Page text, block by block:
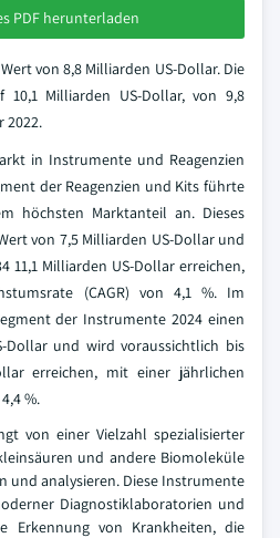
PDF herunterladen
von 8,8 Milliarden US-Dollar. Die
10,1 Milliarden US-Dollar, von 9,8
2022.
in Instrumente und Reagenzien
der Reagenzien und Kits führte
höchsten Marktanteil an. Dieses
von 7,5 Milliarden US-Dollar und
11,1 Milliarden US-Dollar erreichen,
(CAGR) von 4,1 %. Im
der Instrumente 2024 einen
Dollar und wird voraussichtlich bis
erreichen, mit einer jährlichen
%.
von einer Vielzahl spezialisierter
und andere Biomoleküle
und analysieren. Diese Instrumente
Diagnostiklaboratorien und
Erkennung von Krankheiten, die